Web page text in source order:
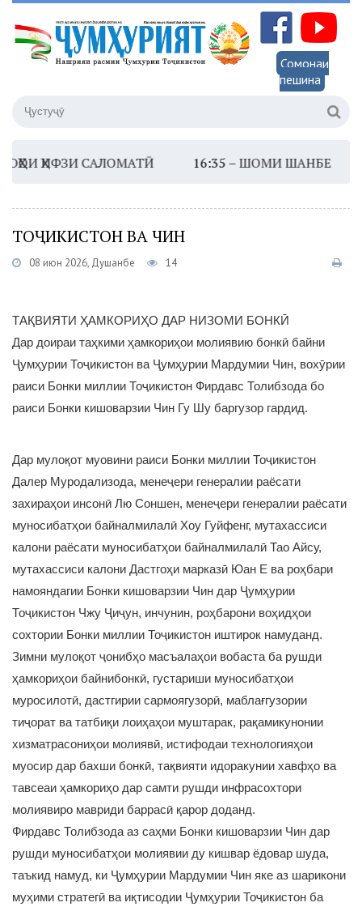
Сомонаи
пешина
ҲИФЗИ САЛОМАТӢ16:35 –ШОМИ ШАНБЕ
ТОҶИКИСТОН ВА ЧИН
08 июн 2026, Душанбе 14
ТАҚВИЯТИ ҲАМКОРИҲО ДАР НИЗОМИ БОНКӢ
Дар доираи таҳкими ҳамкориҳои молиявию бонкӣ байни
Ҷумҳурии Тоҷикистон ва Ҷумҳурии Мардумии Чин, вохӯрии
раиси Бонки миллии Тоҷикистон Фирдавс Толибзода бо
раиси Бонки кишоварзии Чин Гу Шу баргузор гардид.
Дар мулоқот муовини раиси Бонки миллии Тоҷикистон
Далер Муродализода, менеҷери генералии раёсати
захираҳои инсонӣ Лю Соншен, менеҷери генералии раёсати
муносибатҳои байналмилалӣ Хоу Гуйфенг, мутахассиси
калони раёсати муносибатҳои байналмилалӣ Тао Айсу,
мутахассиси калони Дастгоҳи марказӣ Юан Е ва роҳбари
намояндагии Бонки кишоварзии Чин дар Ҷумҳурии
Тоҷикистон Чжу Ҷиҷун, инчунин, роҳбарони воҳидҳои
сохтории Бонки миллии Тоҷикистон иштирок намуданд.
Зимни мулоқот ҷонибҳо масъалаҳои вобаста ба рушди
ҳамкориҳои байнибонкӣ, густариши муносибатҳои
муросилотӣ, дастгирии сармоягузорӣ, маблағгузории
тиҷорат ва татбиқи лоиҳаҳои муштарак, рақамикунонии
хизматрасониҳои молиявӣ, истифодаи технологияҳои
муосир дар бахши бонкӣ, тақвияти идоракунии хавфҳо ва
тавсеаи ҳамкориҳо дар самти рушди инфрасохтори
молиявиро мавриди баррасӣ қарор доданд.
Фирдавс Толибзода аз саҳми Бонки кишоварзии Чин дар
рушди муносибатҳои молиявии ду кишвар ёдовар шуда,
таъкид намуд, ки Ҷумҳурии Мардумии Чин яке аз шарикони
муҳими стратегӣ ва иқтисодии Ҷумҳурии Тоҷикистон ба